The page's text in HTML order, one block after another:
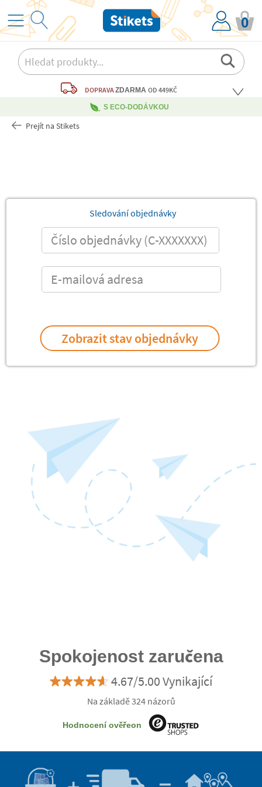
0
DOPRAVAZDARMAOD 449KČ
S ECO-DODÁVKOU
Prejít na Stikets
Sledování objednávky
Spokojenost zaručena
4.67/5.00 Vynikající
Na základě 324 názorů
Hodnocení ověřeon